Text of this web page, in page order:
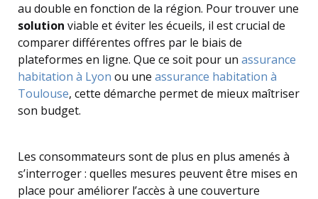
au double en fonction de la région. Pour trouver une
solution viable et éviter les écueils, il est crucial de
comparer différentes offres par le biais de
plateformes en ligne. Que ce soit pour un assurance
habitation à Lyon ou une assurance habitation à
Toulouse, cette démarche permet de mieux maîtriser
son budget.
Les consommateurs sont de plus en plus amenés à
s’interroger : quelles mesures peuvent être mises en
place pour améliorer l’accès à une couverture